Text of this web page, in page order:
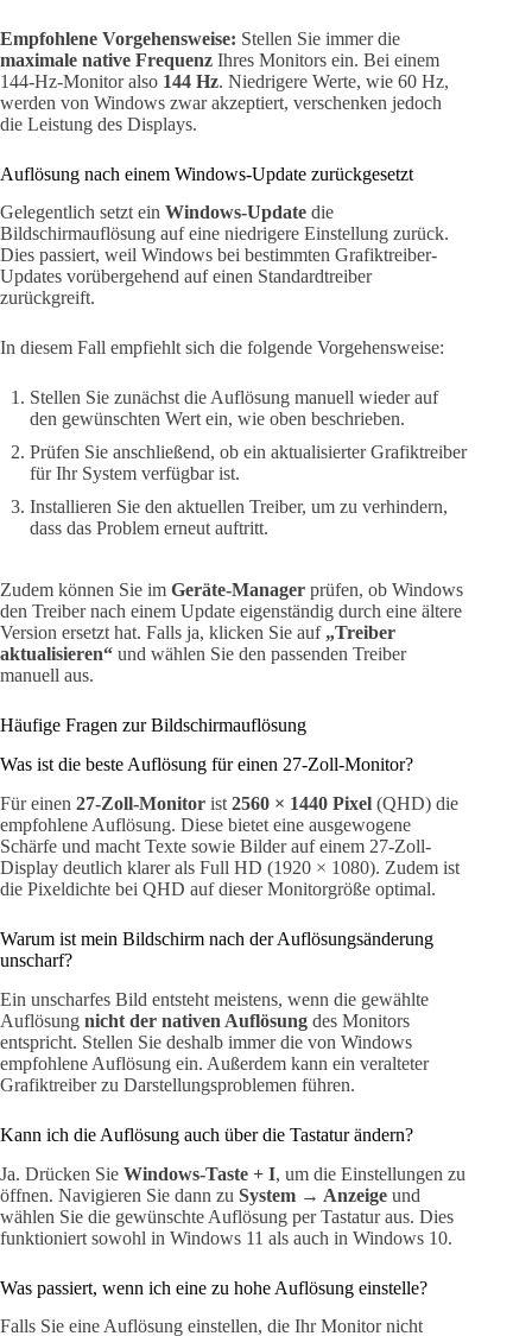
Empfohlene Vorgehensweise: Stellen Sie immer die
maximale native Frequenz Ihres Monitors ein. Bei einem
144-Hz-Monitor also 144 Hz. Niedrigere Werte, wie 60 Hz,
werden von Windows zwar akzeptiert, verschenken jedoch
die Leistung des Displays.
Auflösung nach einem Windows-Update zurückgesetzt
Gelegentlich setzt ein Windows-Update die
Bildschirmauflösung auf eine niedrigere Einstellung zurück.
Dies passiert, weil Windows bei bestimmten Grafiktreiber-
Updates vorübergehend auf einen Standardtreiber
zurückgreift.
In diesem Fall empfiehlt sich die folgende Vorgehensweise:
Stellen Sie zunächst die Auflösung manuell wieder auf
den gewünschten Wert ein, wie oben beschrieben.
Prüfen Sie anschließend, ob ein aktualisierter Grafiktreiber
für Ihr System verfügbar ist.
Installieren Sie den aktuellen Treiber, um zu verhindern,
dass das Problem erneut auftritt.
Zudem können Sie im Geräte-Manager prüfen, ob Windows
den Treiber nach einem Update eigenständig durch eine ältere
Version ersetzt hat. Falls ja, klicken Sie auf „Treiber
aktualisieren“ und wählen Sie den passenden Treiber
manuell aus.
Häufige Fragen zur Bildschirmauflösung
Was ist die beste Auflösung für einen 27-Zoll-Monitor?
Für einen 27-Zoll-Monitor ist 2560 × 1440 Pixel (QHD) die
empfohlene Auflösung. Diese bietet eine ausgewogene
Schärfe und macht Texte sowie Bilder auf einem 27-Zoll-
Display deutlich klarer als Full HD (1920 × 1080). Zudem ist
die Pixeldichte bei QHD auf dieser Monitorgröße optimal.
Warum ist mein Bildschirm nach der Auflösungsänderung
unscharf?
Ein unscharfes Bild entsteht meistens, wenn die gewählte
Auflösung nicht der nativen Auflösung des Monitors
entspricht. Stellen Sie deshalb immer die von Windows
empfohlene Auflösung ein. Außerdem kann ein veralteter
Grafiktreiber zu Darstellungsproblemen führen.
Kann ich die Auflösung auch über die Tastatur ändern?
Ja. Drücken Sie Windows-Taste + I, um die Einstellungen zu
öffnen. Navigieren Sie dann zu System → Anzeige und
wählen Sie die gewünschte Auflösung per Tastatur aus. Dies
funktioniert sowohl in Windows 11 als auch in Windows 10.
Was passiert, wenn ich eine zu hohe Auflösung einstelle?
Falls Sie eine Auflösung einstellen, die Ihr Monitor nicht